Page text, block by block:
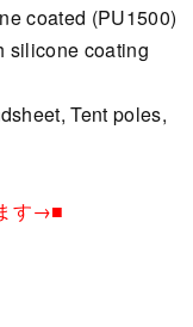
coated (PU1500)
silicone coating
Tent poles,
す→■